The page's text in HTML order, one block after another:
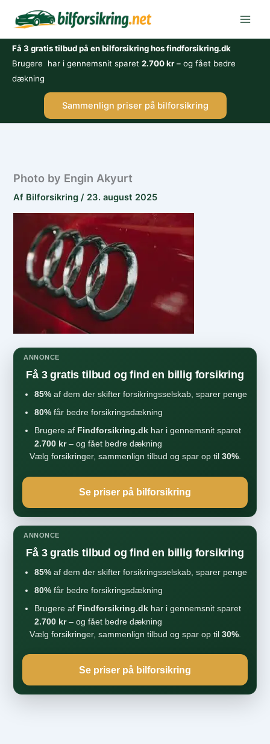
Få 3 gratis tilbud på en bilforsikring hos findforsikring.dk
Brugere har i gennemsnit sparet 2.700 kr– og fået bedre
dækning
Sammenlign priser på bilforsikring
Photo by Engin Akyurt
Af Bilforsikring/ 23. august 2025
ANNONCE
Få 3 gratis tilbud og find en billig forsikring
85% af dem der skifter forsikringsselskab, sparer penge
80% får bedre forsikringsdækning
Brugere af Findforsikring.dk har i gennemsnit sparet
2.700 kr– og fået bedre dækning
Vælg forsikringer, sammenlign tilbud og spar op til 30%.
Se priser på bilforsikring
ANNONCE
Få 3 gratis tilbud og find en billig forsikring
85% af dem der skifter forsikringsselskab, sparer penge
80% får bedre forsikringsdækning
Brugere af Findforsikring.dk har i gennemsnit sparet
2.700 kr– og fået bedre dækning
Vælg forsikringer, sammenlign tilbud og spar op til 30%.
Se priser på bilforsikring